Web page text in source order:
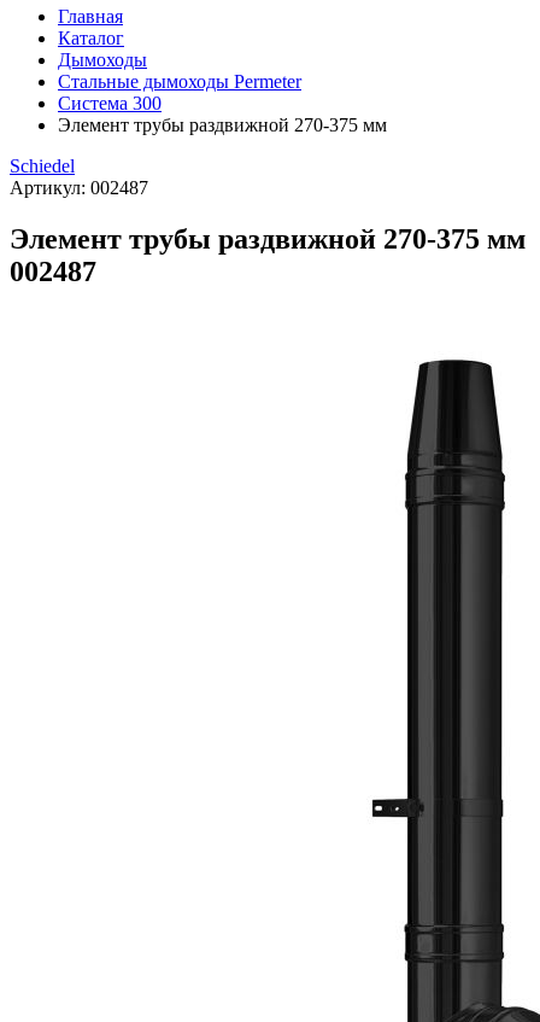
Главная
Каталог
Дымоходы
Стальные дымоходы Permeter
Система 300
Элемент трубы раздвижной 270-375 мм
Schiedel
Артикул: 002487
Элемент трубы раздвижной 270-375 мм
002487